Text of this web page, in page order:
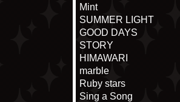
Mint
SUMMER LIGHT
GOOD DAYS
STORY
HIMAWARI
marble
Ruby stars
Sing a Song